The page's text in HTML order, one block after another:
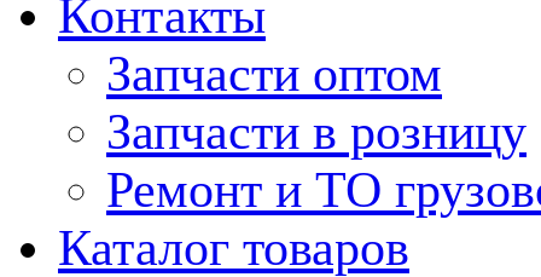
Контакты
Запчасти оптом
Запчасти в розницу
Ремонт и ТО
Каталог товаров